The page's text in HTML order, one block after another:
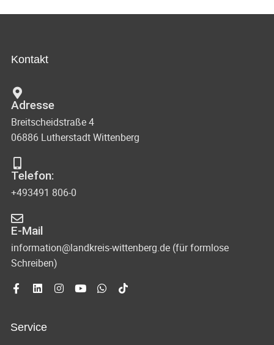
Kontakt
Adresse
Breitscheidstraße 4
06886 Lutherstadt Wittenberg
Telefon:
+493491 806-0
E-Mail
information@landkreis-wittenberg.de (für formlose
Schreiben)
Service